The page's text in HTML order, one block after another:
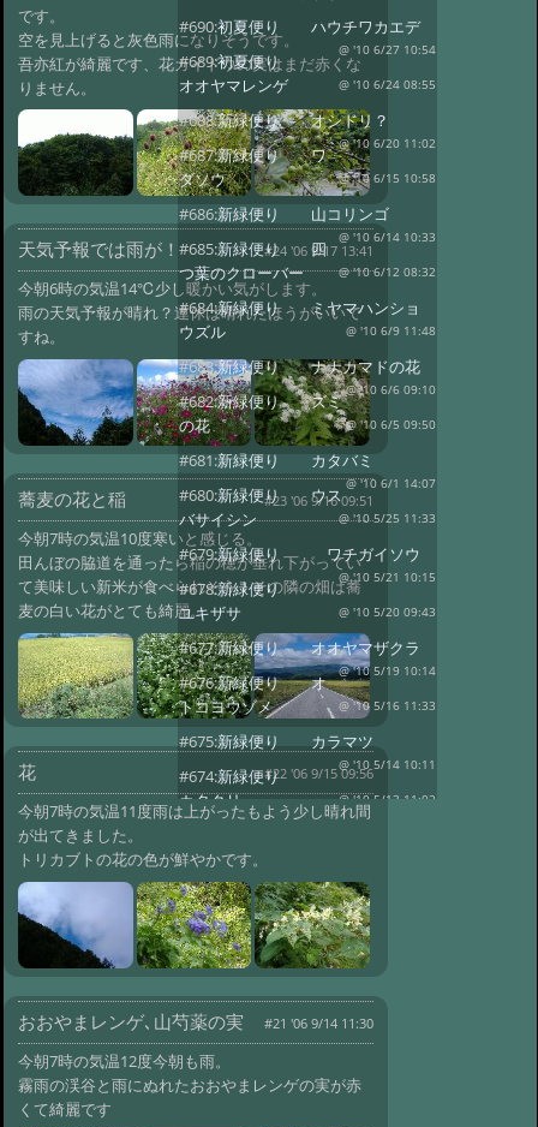
です。
空を見上げると灰色雨になりそうです。
吾亦紅が綺麗です、花カイドウの実はまだ赤くな
りません。
天気予報では雨が！ #24 '06 9/17 13:41
今朝6時の気温14℃少し暖かい気がします。
雨の天気予報が晴れ？連休は晴れたほうがいいで
すね。
蕎麦の花と稲 #23 '06 9/16 09:51
今朝7時の気温10度寒いと感じる。
田んぼの脇道を通ったら稲の穂が垂れ下がってい
て美味しい新米が食べられそう！その隣の畑は蕎
麦の白い花がとても綺麗。
花 #22 '06 9/15 09:56
今朝7時の気温11度雨は上がったもよう少し晴れ間
が出てきました。
トリカブトの花の色が鮮やかです。
おおやまレンゲ､山芍薬の実 #21 '06 9/14 11:30
今朝7時の気温12度今朝も雨。
霧雨の渓谷と雨にぬれたおおやまレンゲの実が赤
くて綺麗です
#690:初夏便り ハウチワカエデ
@ '10 6/27 10:54
#689:初夏便り
オオヤマレンゲ
@ '10 6/24 08:55
#688:新緑便り オシドリ？
@ '10 6/20 11:02
#687:新緑便り ワ
ダソウ
@ '10 6/15 10:58
#686:新緑便り 山コリンゴ
@ '10 6/14 10:33
#685:新緑便り 四
つ葉のクローバー
@ '10 6/12 08:32
#684:新緑便り ミヤマハンショ
ウズル
@ '10 6/9 11:48
#683:新緑便り ナナカマドの花
@ '10 6/6 09:10
#682:新緑便り ズミ
の花
@ '10 6/5 09:50
#681:新緑便り カタバミ
@ '10 6/1 14:07
#680:新緑便り ウス
バサイシン
@ '10 5/25 11:33
#679:新緑便り ワチガイソウ
@ '10 5/21 10:15
#678:新緑便り
ユキザサ
@ '10 5/20 09:43
#677:新緑便り オオヤマザクラ
@ '10 5/19 10:14
#676:新緑便り オ
トコヨウゾメ
@ '10 5/16 11:33
#675:新緑便り カラマツ
@ '10 5/14 10:11
#674:新緑便り
カタクリ
@ '10 5/13 11:02
ます
#672:新緑便り エンレイ草
@ '10 5/8 12:08
#671:新緑便り
ヒメイチゲ
@ '10 5/7 11:14
#669:初春だより
霜柱
@ '10 4/25 10:00
#668:初春便り 大雪